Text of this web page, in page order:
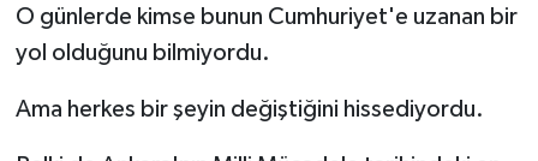
O günlerde kimse bunun Cumhuriyet'e uzanan bir
yol olduğunu bilmiyordu.
Ama herkes bir şeyin değiştiğini hissediyordu.